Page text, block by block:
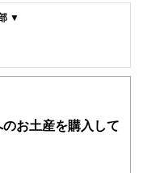
▼
済に関する記事を、日々
かりやすく発信していま
お土産を購入して